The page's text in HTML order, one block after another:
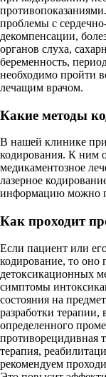
проблемы с
декомпенсации,
органов слуха,
беременность,
необходимо пройти
лечащим врачом.
Какие методы
В нашей клинике
кодирования. К ним
медикаментозное
лазерное
информацию можно
Как проходит
Если пациент или
кодирование, то оно
детоксикационных
симптомы
состояния на
разработки терапии,
определенного
противорецидивная
терапия,
рекомендуем